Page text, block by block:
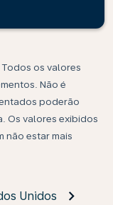
os valores
Não é
poderão
Os valores exibidos
não estar mais
Unidos